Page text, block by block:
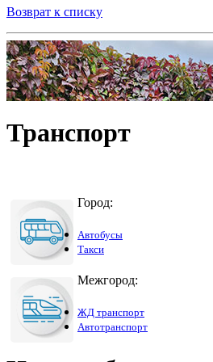
Возврат к списку
Транспорт
Город:
Автобусы
Такси
Межгород:
ЖД транспорт
Автотранспорт